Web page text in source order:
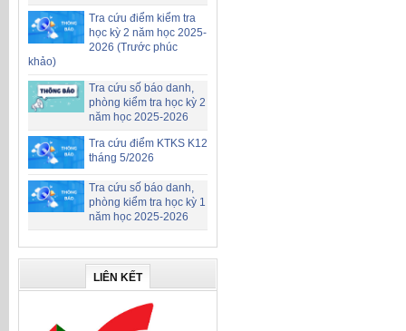
Tra cứu điểm kiểm tra
học kỳ 2 năm học 2025-
2026 (Trước phúc
khảo)
Tra cứu số báo danh,
phòng kiểm tra học kỳ 2
năm học 2025-2026
Tra cứu điểm KTKS K12
tháng 5/2026
Tra cứu số báo danh,
phòng kiểm tra học kỳ 1
năm học 2025-2026
LIÊN KẾT